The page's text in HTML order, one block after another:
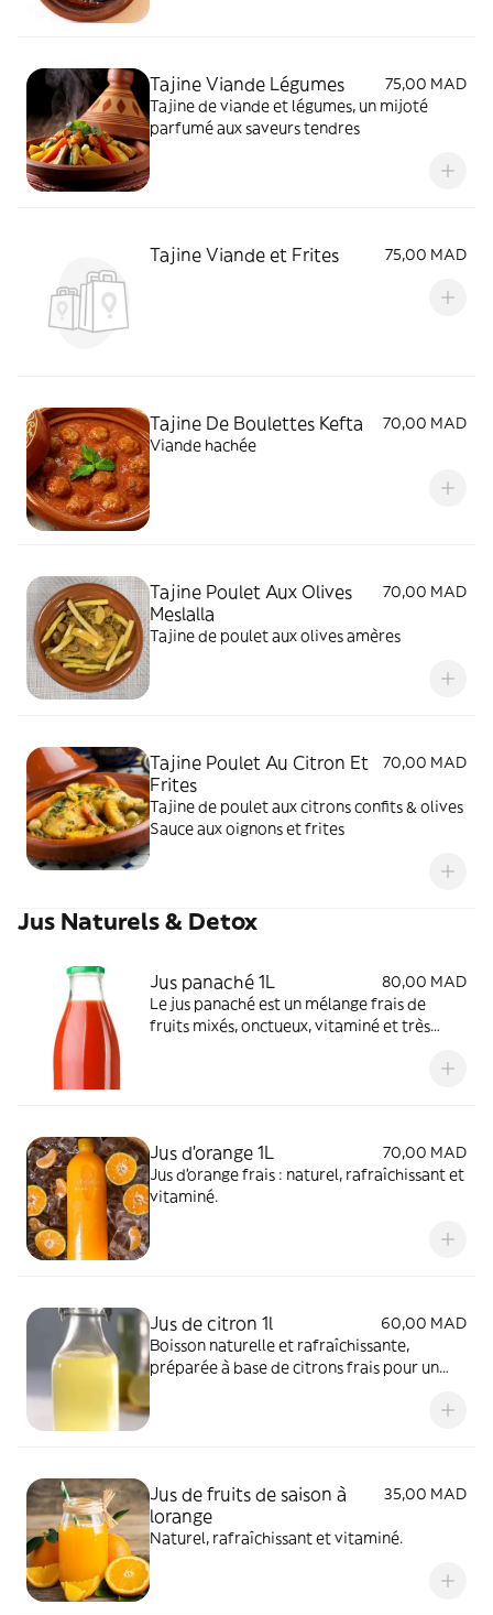
Tajine Viande Légumes
75,00 MAD
Tajine de viande et légumes, un mijoté
parfumé aux saveurs tendres
Tajine Viande et Frites 75,00 MAD
Tajine De Boulettes Kefta
70,00 MAD
Viande hachée
Tajine Poulet Aux Olives
Meslalla
70,00 MAD
Tajine de poulet aux olives amères
Tajine Poulet Au Citron Et
Frites
70,00 MAD
Tajine de poulet aux citrons confits & olives
Sauce aux oignons et frites
Jus Naturels & Detox
Jus panaché 1L
80,00 MAD
Le jus panaché est un mélange frais de
fruits mixés, onctueux, vitaminé et très
Jus d’orange 1L
70,00 MAD
Jus d’orange frais : naturel, rafraîchissant et
vitaminé.
Jus de citron 1l
60,00 MAD
Boisson naturelle et rafraîchissante,
préparée à base de citrons frais pour un
Jus de fruits de saison à
lorange
35,00 MAD
Naturel, rafraîchissant et vitaminé.